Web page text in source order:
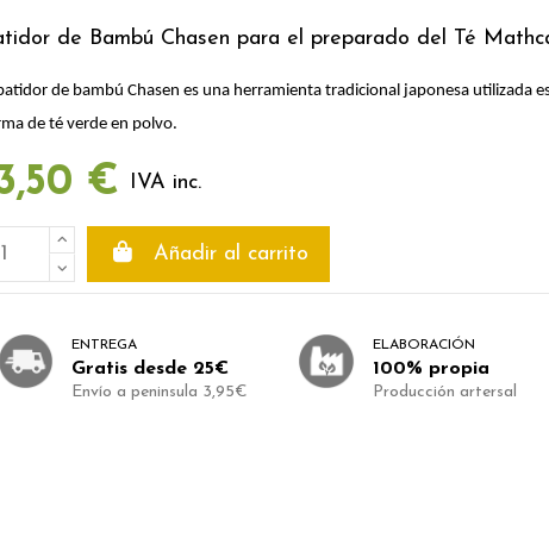
de Bambú Chasen para el preparado del Té
de bambú Chasen es una herramienta tradicional japonesa utilizada
de té verde en polvo.
€ IVA inc.
Añadir al carrito
ENTREGA
Gratis desde 25€
Envío a peninsula 3,95€
ELABORACIÓN
100% propia
Producción artersal